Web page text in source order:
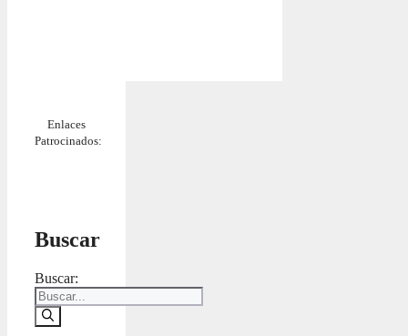
Enlaces
Patrocinados:
Buscar
Buscar: